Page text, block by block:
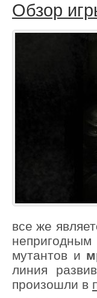
Обзор
все же
мутантов и
линия
произошли в